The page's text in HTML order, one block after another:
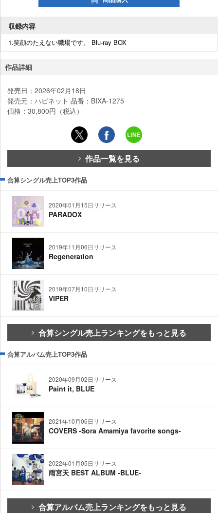
収録内容
1.笑顔のたえない職場です。 Blu-ray BOX
作品詳細
発売日：2026年02月18日
発売元：ハピネット 品番：BIXA-1275
価格：30,800円（税込）
作品一覧を見る
合算シングル売上TOP3作品
2020年01月15日リリース
PARADOX
2019年11月06日リリース
Regeneration
2019年07月10日リリース
VIPER
合算シングル売上ランキングをもっと見る
合算アルバム売上TOP3作品
2020年09月02日リリース
Paint it, BLUE
2021年10月06日リリース
COVERS -Sora Amamiya favorite songs-
2022年01月05日リリース
雨宮天 BEST ALBUM -BLUE-
合算アルバム売上ランキングをもっと見る